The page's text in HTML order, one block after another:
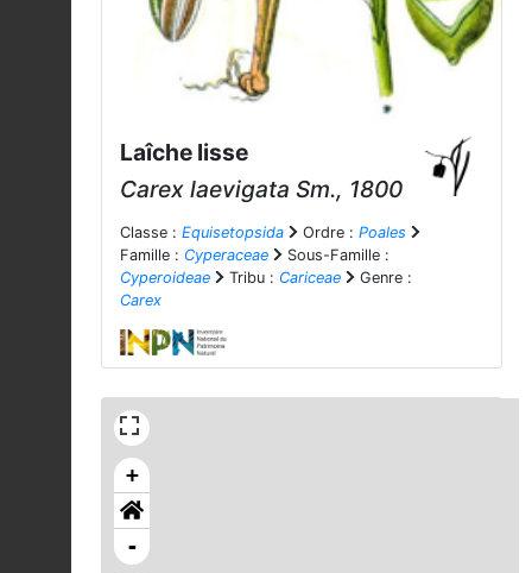
Laîche lisse
Carex laevigata Sm., 1800
Classe : Equisetopsida Ordre : Poales
Famille : Cyperaceae
Sous-Famille :
Cyperoideae
Tribu : Cariceae
Genre :
Carex
+
-